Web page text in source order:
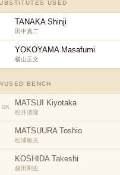
USED
TANAKA Shinji
田中真二
YOKOYAMA Masafumi
横山正文
BENCH
GK MATSUI Kiyotaka
松井清隆
MATSUURA Toshio
松浦敏夫
KOSHIDA Takeshi
越田剛史